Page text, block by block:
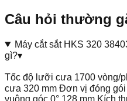
Câu hỏi thường
Máy cắt sắt HKS 320
gì?▾
Tốc độ lưỡi cưa 1700 vòng/
cưa 320 mm Đơn vị đóng
vuông góc 0° 128 mm Kích